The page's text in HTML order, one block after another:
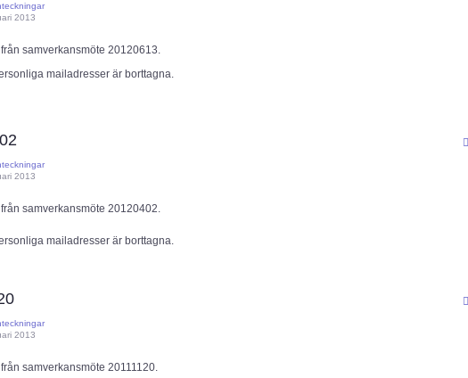
2013
samverkansmöte 20120613.
mailadresser är borttagna.
2013
samverkansmöte 20120402.
mailadresser är borttagna.
2013
samverkansmöte 20111120.